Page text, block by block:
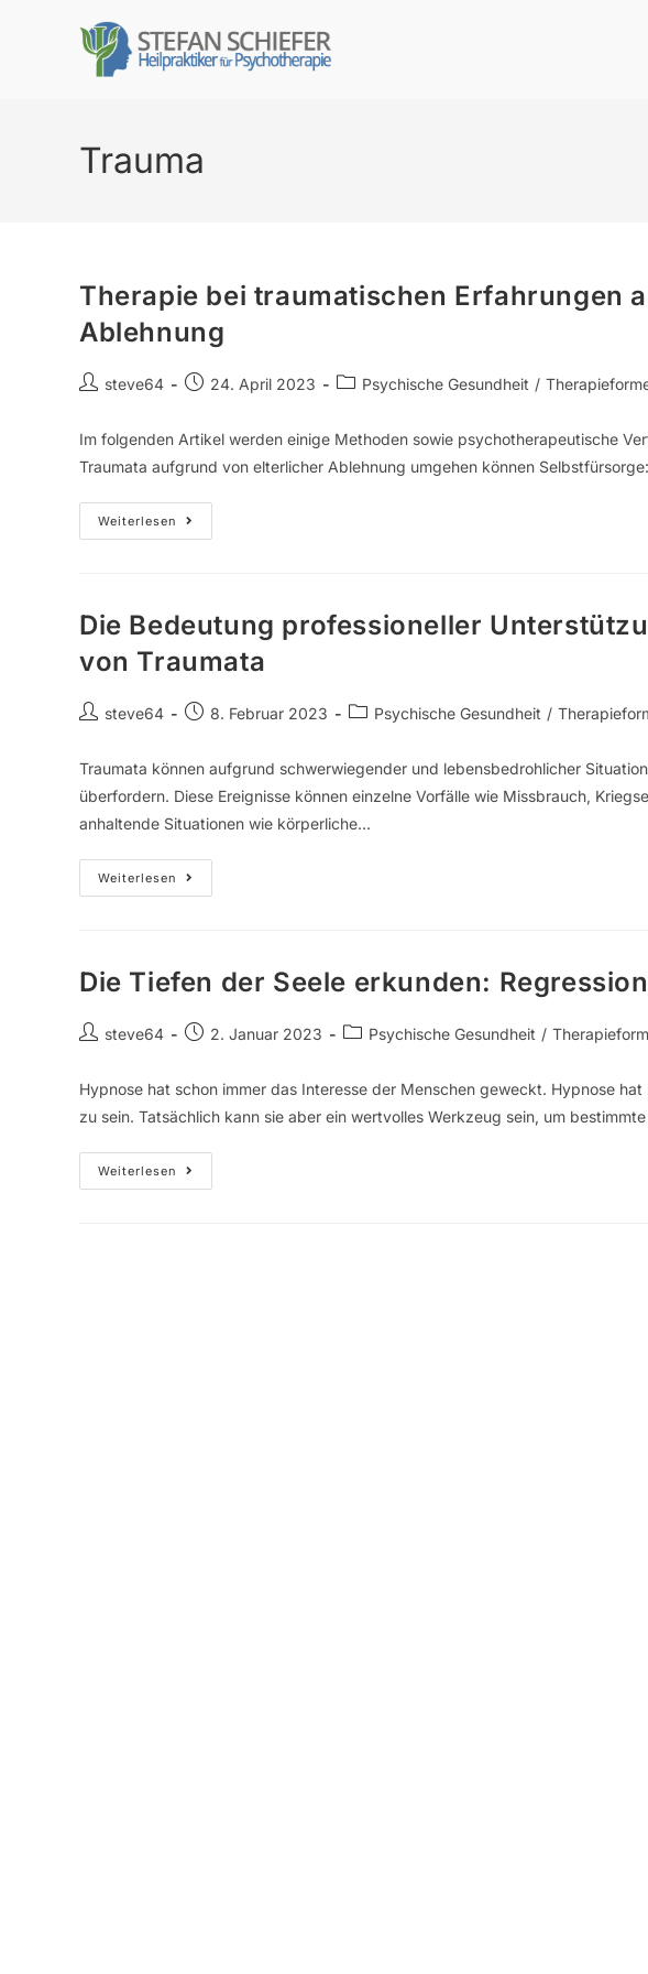
Trauma
Therapie bei traumatischen Erfahrungen
Ablehnung
steve64 24. April 2023 Psychische Gesundheit /
Im folgenden Artikel werden einige Methoden sowie psychotherapeutische
Traumata aufgrund von elterlicher Ablehnung umgehen können
Weiterlesen
Die Bedeutung professioneller
von Traumata
steve64 8. Februar 2023 Psychische Gesundheit /
Traumata können aufgrund schwerwiegender und lebensbedrohlicher
überfordern. Diese Ereignisse können einzelne Vorfälle wie Missbrauch,
anhaltende Situationen wie körperliche…
Weiterlesen
Die Tiefen der Seele erkunden:
steve64 2. Januar 2023 Psychische Gesundheit /
Hypnose hat schon immer das Interesse der Menschen geweckt. Hypnose
zu sein. Tatsächlich kann sie aber ein wertvolles Werkzeug sein, um
Weiterlesen